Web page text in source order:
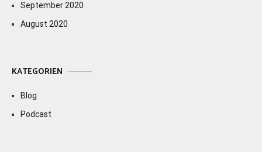
September 2020
August 2020
KATEGORIEN
Blog
Podcast